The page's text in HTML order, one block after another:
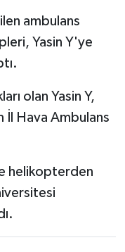
ambulans
Yasin Y'ye
olan Yasin Y,
İl Hava Ambulans
helikopterden